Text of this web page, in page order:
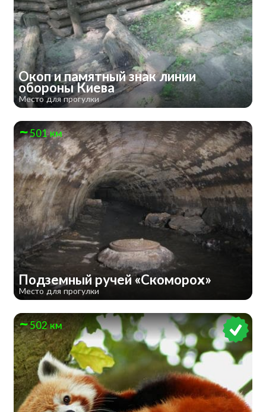
Окоп и памятный знак линии
обороны Киева
Место для прогулки
501 км
Подземный ручей «Скоморох»
Место для прогулки
502 км